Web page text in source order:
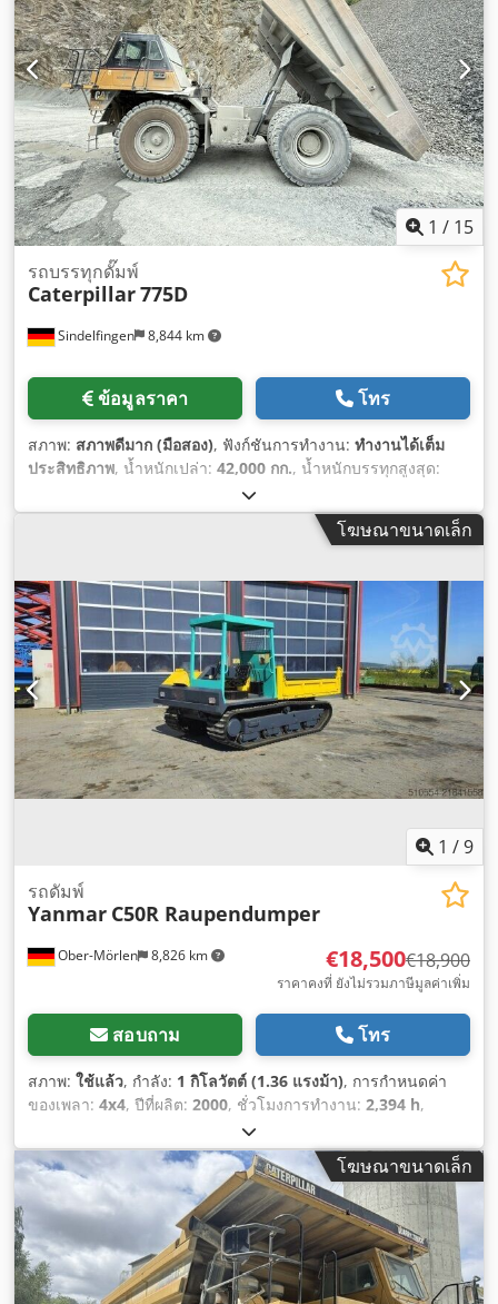
1 / 15
Sindelfingen 8,844 km
รถบรรทุกดั๊มพ์
Caterpillar775D
ข้อมูลราคา โทร
สภาพ: สภาพดีมาก (มือสอง), ฟังก์ชันการทำงาน: ทำงานได้เต็ม
ประสิทธิภาพ, น้ำหนักเปล่า: 42,000 กก., น้ำหนักบรรทุกสูงสุด:
105,000 กก.
ทำงาน:20,000 h,
โฆษณาขนาดเล็ก
1 /9
Ober-Mörlen 8,826 km
รถดัมพ์
Yanmar C50R Raupendumper
€18,500€18,900
ราคาคงที่ ยังไม่รวมภาษีมูลค่าเพิ่ม
สอบถาม โทร
สภาพ: ใช้แล้ว, กำลัง: 1 กิโลวัตต์ (1.36 แรงม้า), การกำหนดค่า
ของเพลา: 4x4, ปีที่ผลิต: 2000, ชั่วโมงการทำงาน: 2,394 h,
โฆษณาขนาดเล็ก